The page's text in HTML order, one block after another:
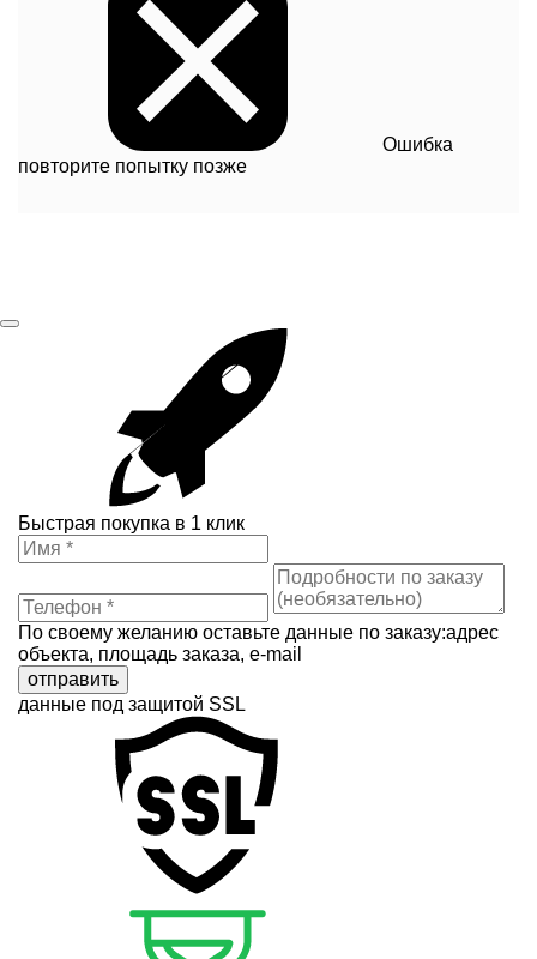
Ошибка
повторите попытку позже
Быстрая покупка в 1 клик
По своему желанию оставьте данные по заказу:адрес
объекта, площадь заказа, e-mail
отправить
данные под защитой SSL